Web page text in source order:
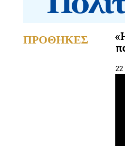
22
ΠΡΟΘΗΚΕΣ